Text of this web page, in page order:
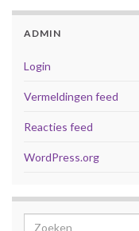
ADMIN
Login
Vermeldingen feed
Reacties feed
WordPress.org
Search for: